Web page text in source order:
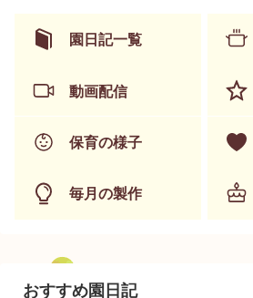
園日記一覧
動画配信
保育の様子
毎月の製作
おすすめ園日記